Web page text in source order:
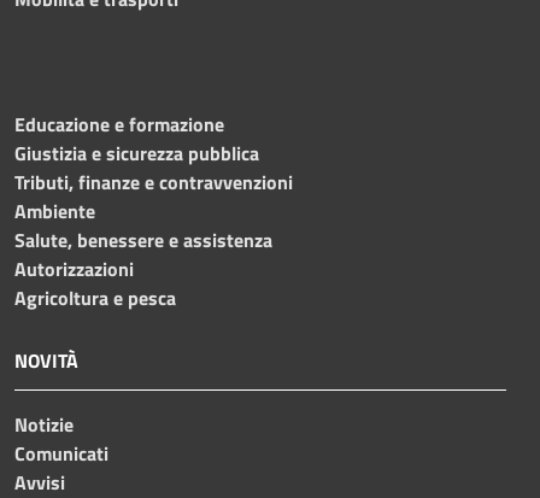
Educazione e formazione
Giustizia e sicurezza pubblica
Tributi, finanze e contravvenzioni
Ambiente
Salute, benessere e assistenza
Autorizzazioni
Agricoltura e pesca
NOVITÀ
Notizie
Comunicati
Avvisi